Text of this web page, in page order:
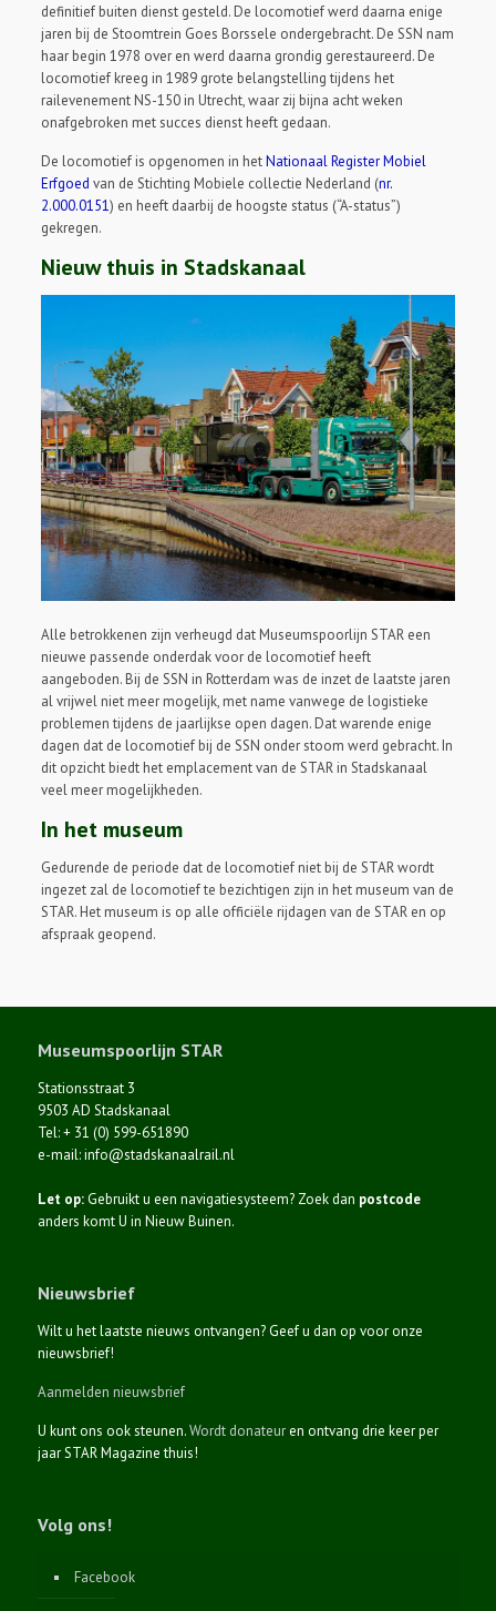
definitief buiten dienst gesteld. De locomotief werd daarna enige
jaren bij de Stoomtrein Goes Borssele ondergebracht. De SSN nam
haar begin 1978 over en werd daarna grondig gerestaureerd. De
locomotief kreeg in 1989 grote belangstelling tijdens het
railevenement NS-150 in Utrecht, waar zij bijna acht weken
onafgebroken met succes dienst heeft gedaan.
De locomotief is opgenomen in hetNationaal Register Mobiel
Erfgoedvan de Stichting Mobiele collectie Nederland (nr.
2.000.0151) en heeft daarbij de hoogste status (“A-status”)
gekregen.
Nieuw thuis in Stadskanaal
Alle betrokkenen zijn verheugd dat Museumspoorlijn STAR een
nieuwe passende onderdak voor de locomotief heeft
aangeboden. Bij de SSN in Rotterdam was de inzet de laatste jaren
al vrijwel niet meer mogelijk, met name vanwege de logistieke
problemen tijdens de jaarlijkse open dagen. Dat warende enige
dagen dat de locomotief bij de SSN onder stoom werd gebracht. In
dit opzicht biedt het emplacement van de STAR in Stadskanaal
veel meer mogelijkheden.
In het museum
Gedurende de periode dat de locomotief niet bij de STAR wordt
ingezet zal de locomotief te bezichtigen zijn in het museum van de
STAR. Het museum is op alle officiële rijdagen van de STAR en op
afspraak geopend.
Museumspoorlijn STAR
Stationsstraat 3
9503 AD Stadskanaal
Tel: + 31 (0) 599-651890
e-mail: info@stadskanaalrail.nl
Let op:Gebruikt u een navigatiesysteem? Zoek dan postcode
anders komt U in Nieuw Buinen.
Nieuwsbrief
Wilt u het laatste nieuws ontvangen? Geef u dan op voor onze
nieuwsbrief!
Aanmelden nieuwsbrief
U kunt ons ook steunen.Wordt donateuren ontvang drie keer per
jaar STAR Magazine thuis!
Volg ons!
Facebook